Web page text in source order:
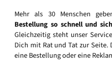
Mehr als 30 Menschen
Bestellung so schnell und
Gleichzeitig steht unser
Dich mit Rat und Tat zur Seite.
eine Bestellung oder eine